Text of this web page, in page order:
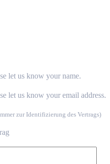
let us know your name.
let us know your email address.
zur Identifizierung des Vertrags)